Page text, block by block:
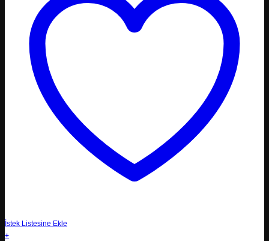
İstek Listesine Ekle
+